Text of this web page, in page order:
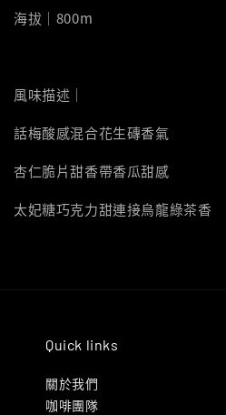
海拔｜800m
風味描述｜
話梅酸感混合花生磚香氣
杏仁脆片甜香帶香瓜甜感
太妃糖巧克力甜連接烏龍綠茶香
Quick links
關於我們
咖啡團隊